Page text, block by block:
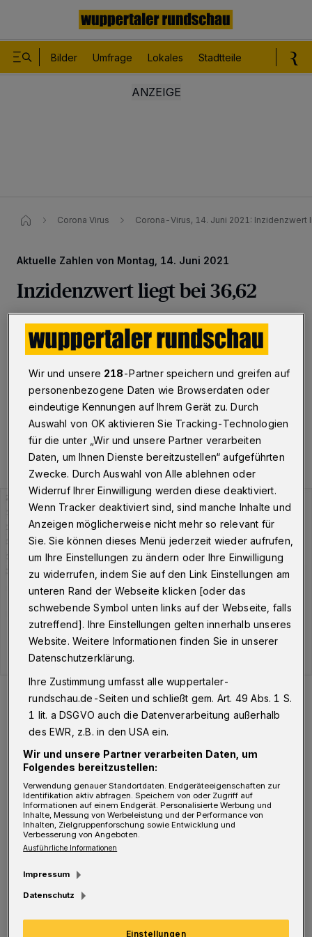
Bilder Umfrage Lokales Stadtteile
Corona Virus Corona-Virus, 14. Juni 2021: Inzidenzwert
Aktuelle Zahlen von Montag, 14. Juni 2021
Inzidenzwert liegt bei 36,62
Wuppertal·Am Montag (14. Juni 2021) meldet die
Stadt Wuppertal insgesamt 250 Personen, die aktuell
mit dem Corona-Virus infiziert sind. Der Inzidenzwert
liegt bei 36,62.
14.06.2021 , 10:30 Uhr Eine Minute Lesezeit
Der Verlauf der Corona-Fälle in Wuppertal.
Foto: WR
S eit Ausbruch der Pandemie liegt die
Gesamtzahl der infizierten Menschen in
Wuppertal damit jetzt bei 20.122 davon aktuell
Genesen sind 19.388 Wuppertaler, verstorben
484.
Wir und unsere 218-Partner speichern und greifen auf
personenbezogene Daten wie Browserdaten oder
eindeutige Kennungen auf Ihrem Gerät zu. Durch
Auswahl von OK aktivieren Sie Tracking-Technologien
für die unter „Wir und unsere Partner verarbeiten
Daten, um Ihnen Dienste bereitzustellen“ aufgeführten
Zwecke. Durch Auswahl von Alle ablehnen oder
Widerruf Ihrer Einwilligung werden diese deaktiviert.
Wenn Tracker deaktiviert sind, sind manche Inhalte und
Anzeigen möglicherweise nicht mehr so relevant für
Sie. Sie können dieses Menü jederzeit wieder aufrufen,
um Ihre Einstellungen zu ändern oder Ihre Einwilligung
zu widerrufen, indem Sie auf den Link Einstellungen am
unteren Rand der Webseite klicken [oder das
schwebende Symbol unten links auf der Webseite, falls
zutreffend]. Ihre Einstellungen gelten innerhalb unseres
Website. Weitere Informationen finden Sie in unserer
Datenschutzerklärung.
Ihre Zustimmung umfasst alle wuppertaler-
rundschau.de-Seiten und schließt gem. Art. 49 Abs. 1 S.
1 lit. a DSGVO auch die Datenverarbeitung außerhalb
des EWR, z.B. in den USA ein.
Wir und unsere Partner verarbeiten Daten, um
Folgendes bereitzustellen:
Verwendung genauer Standortdaten. Endgeräteeigenschaften zur
Identifikation aktiv abfragen. Speichern von oder Zugriff auf
Informationen auf einem Endgerät. Personalisierte Werbung und
Inhalte, Messung von Werbeleistung und der Performance von
Inhalten, Zielgruppenforschung sowie Entwicklung und
Verbesserung von Angeboten.
Ausführliche Informationen
Impressum
Datenschutz
Einstellungen